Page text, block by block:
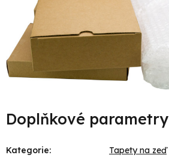
Doplňkové parametry
Kategorie:
Tapety na zeď